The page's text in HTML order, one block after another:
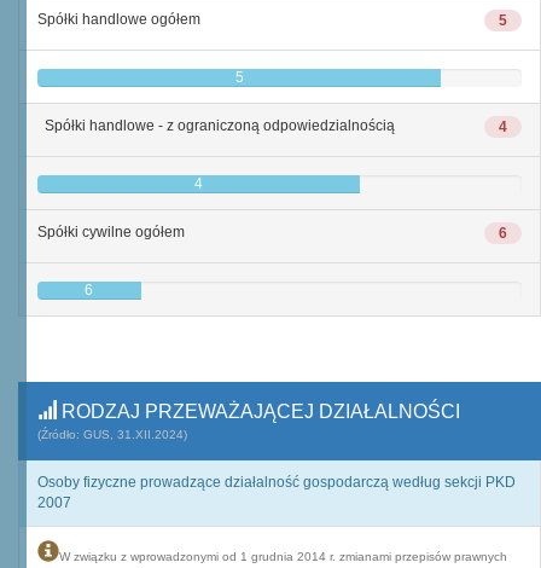
5
Spółki handlowe ogółem
5
4
Spółki handlowe - z ograniczoną odpowiedzialnością
4
6
Spółki cywilne ogółem
6
RODZAJ PRZEWAŻAJĄCEJ DZIAŁALNOŚCI
(Źródło: GUS, 31.XII.2024)
Osoby fizyczne prowadzące działalność gospodarczą według sekcji PKD
2007
W związku z wprowadzonymi od 1 grudnia 2014 r. zmianami przepisów prawnych